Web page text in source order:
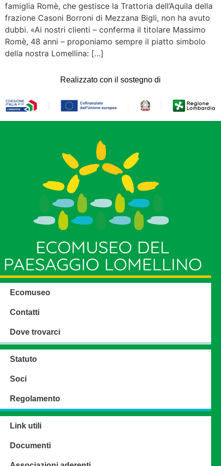
famiglia Romè, che gestisce la Trattoria dell’Aquila della
frazione Casoni Borroni di Mezzana Bigli, non ha avuto
dubbi. «Ai nostri clienti – conferma il titolare Massimo
Romè, 48 anni – proponiamo sempre il piatto simbolo
della nostra Lomellina: […]
Realizzato con il sostegno di
Ecomuseo
Contatti
Dove trovarci
Statuto
Soci
Regolamento
Link utili
Documenti